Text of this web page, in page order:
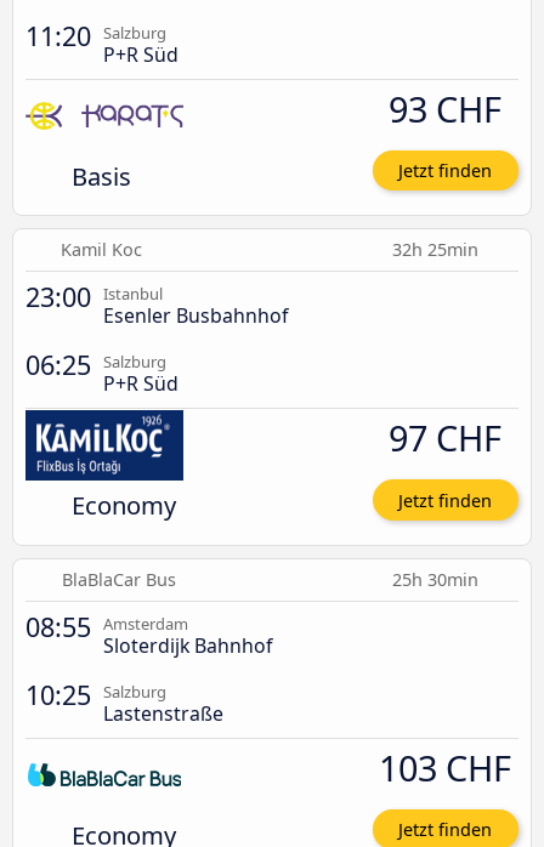
11:20 Salzburg
P+R Süd
Basis
93 CHF
Jetzt finden
Kamil Koc 32h 25min
23:00 Istanbul
Esenler Busbahnhof
06:25 Salzburg
P+R Süd
Economy
97 CHF
Jetzt finden
BlaBlaCar Bus 25h 30min
08:55 Amsterdam
Sloterdijk Bahnhof
10:25 Salzburg
Lastenstraße
Economy
103 CHF
Jetzt finden